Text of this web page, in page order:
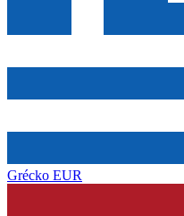
Grécko EUR